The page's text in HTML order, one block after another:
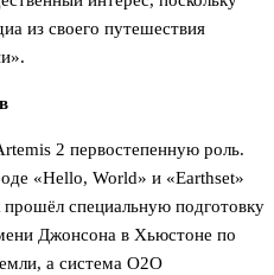
из своего путешествия
2 первостепенную роль.
«Hello, World» и «Earthset»
специальную подготовку
Джонсона в Хьюстоне по
а система O2O